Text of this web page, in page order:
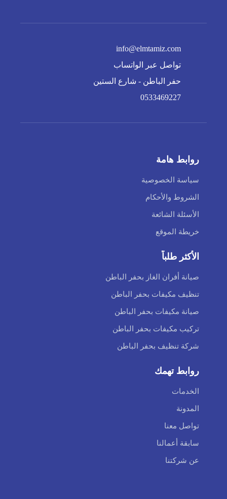
info@elmtamiz.com
تواصل عبر الواتساب
حفر الباطن - شارع الستين
0533469227
روابط هامة
سياسة الخصوصية
الشروط والأحكام
الأسئلة الشائعة
خريطة الموقع
الأكثر طلباً
صيانة أفران الغاز بحفر الباطن
تنظيف مكيفات بحفر الباطن
صيانة مكيفات بحفر الباطن
تركيب مكيفات بحفر الباطن
شركة تنظيف بحفر الباطن
روابط تهمك
الخدمات
المدونة
تواصل معنا
سابقة أعمالنا
عن شركتنا